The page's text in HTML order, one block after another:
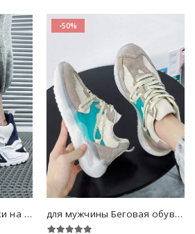
для мужчины Кроссовки на массивной подошве контрастный на шнурках
-50%
для мужчины Беговая обувь контрастный на шнурках